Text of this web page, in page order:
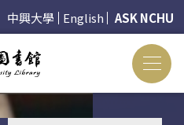
中興大學 English ASK NCHU